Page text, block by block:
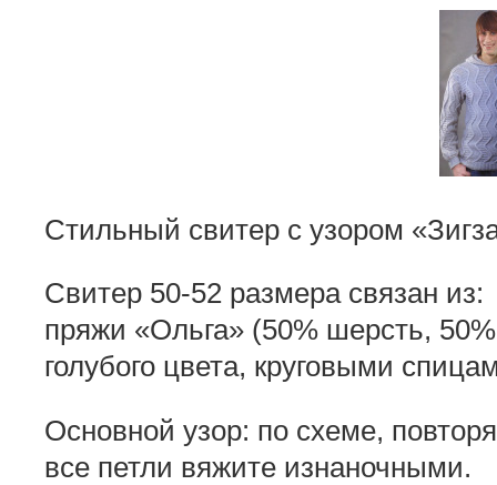
Стильный свитер с узором
Свитер 50-52 размера связан из:
пряжи «Ольга» (50% шерсть,
голубого цвета, круговыми
Основной узор: по схеме,
все петли вяжите изнаночными.